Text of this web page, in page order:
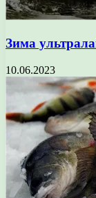
Зима
10.06.2023